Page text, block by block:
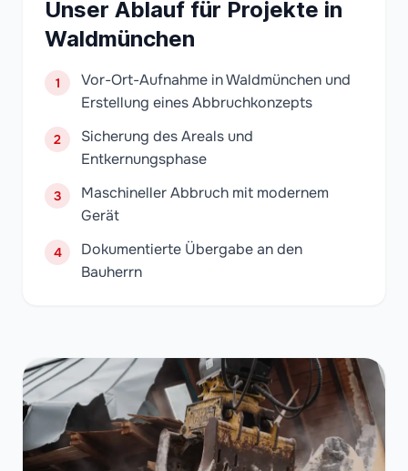
Unser Ablauf für Projekte in
Waldmünchen
1
Vor-Ort-Aufnahme in Waldmünchen und
Erstellung eines Abbruchkonzepts
2
Sicherung des Areals und
Entkernungsphase
3
Maschineller Abbruch mit modernem
Gerät
4
Dokumentierte Übergabe an den
Bauherrn